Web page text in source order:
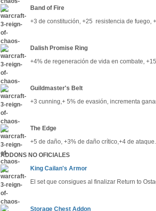
Band of Fire
+3 de constitución, +25 resistencia de fuego,
Dalish Promise Ring
+4% de regeneración de vida en combate,
Guildmaster's Belt
+3 cunning,+ 5% de evasión, incrementa
The Edge
+5 de daño, +3% de daño crítico,+4 de ataque.
ADDONS NO OFICIALES
King Cailan's Armor
El set que consigues al finalizar Return to
Storage Chest Addon